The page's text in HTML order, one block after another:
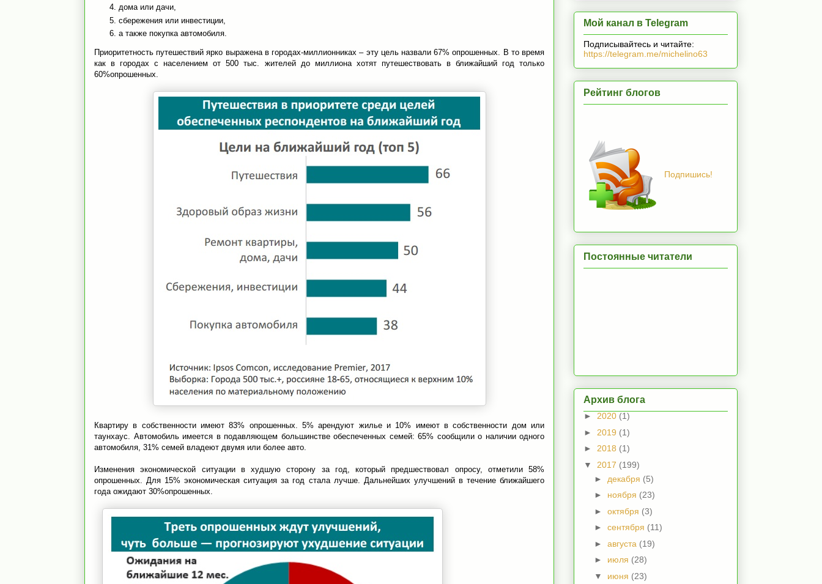
дома или дачи,
сбережения или инвестиции,
а также покупка автомобиля.
Приоритетность путешествий ярко выражена в городах-миллионниках – эту цель назвали 67% опрошенных. В то время
как в городах с населением от 500 тыс. жителей до миллиона хотят путешествовать в ближайший год только
60%опрошенных.
Квартиру в собственности имеют 83% опрошенных. 5% арендуют жилье и 10% имеют в собственности дом или
таунхаус. Автомобиль имеется в подавляющем большинстве обеспеченных семей: 65% сообщили о наличии одного
автомобиля, 31% семей владеют двумя или более авто.
Изменения экономической ситуации в худшую сторону за год, который предшествовал опросу, отметили 58%
опрошенных. Для 15% экономическая ситуация за год стала лучше. Дальнейших улучшений в течение ближайшего
года ожидают 30%опрошенных.
Мой канал в Telegram
Подписывайтесь и читайте:
https://telegram.me/michelino63
Рейтинг блогов
Подпишись!
Постоянные читатели
Архив блога
► 2020 (1)
► 2019 (1)
► 2018 (1)
▼ 2017 (199)
► декабря (5)
► ноября (23)
► октября (3)
► сентября (11)
► августа (19)
► июля (28)
▼ июня (23)